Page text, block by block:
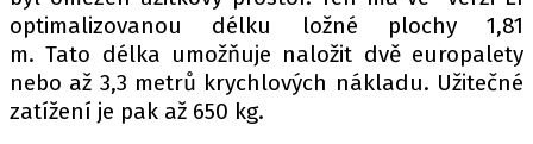
optimalizovanou délku ložné plochy 1,81
m. Tato délka umožňuje naložit dvě europalety
nebo až 3,3 metrů krychlových nákladu. Užitečné
zatížení je pak až 650 kg.